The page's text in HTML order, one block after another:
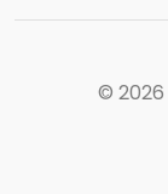
© 2026